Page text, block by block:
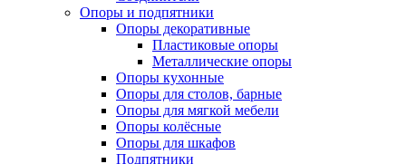
Опоры и подпятники
Опоры декоративные
Пластиковые опоры
Металлические опоры
Опоры кухонные
Опоры для столов, барные
Опоры для мягкой мебели
Опоры колёсные
Опоры для шкафов
Подпятники